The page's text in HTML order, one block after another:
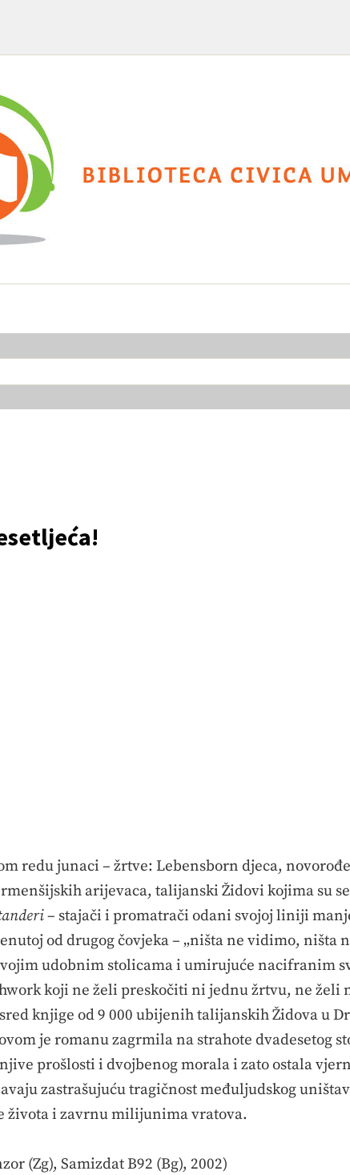
redu junaci – žrtve: Lebensborn djeca,
arijevaca, talijanski Židovi kojima su
– stajači i promatrači odani svojoj liniji
od drugog čovjeka – „ništa ne vidimo, ništa
udobnim stolicama i umirujuće nacifranim
koji ne želi preskočiti ni jednu žrtvu, ne želi
knjige od 9 000 ubijenih talijanskih Židova u
je romanu zagrmila na strahote dvadesetog
prošlosti i dvojbenog morala i zato ostala
zastrašujuću tragičnost međuljudskog
života i zavrnu milijunima vratova.
(Zg), Samizdat B92 (Bg), 2002)